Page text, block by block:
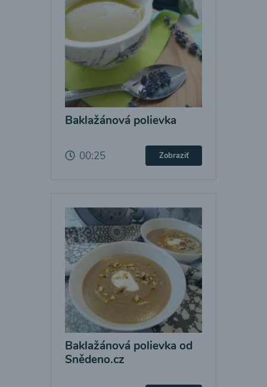
Baklažánová polievka
00:25 Zobraziť
Baklažánová polievka od
Snědeno.cz